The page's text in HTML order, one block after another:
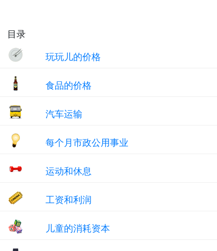
目录
玩玩儿的价格
食品的价格
汽车运输
每个月市政公用事业
运动和休息
工资和利润
儿童的消耗资本